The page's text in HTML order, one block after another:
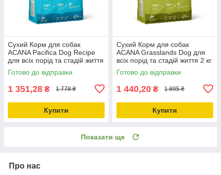
Сухий Корм для собак
ACANA Pacifica Dog Recipe
для всіх порід та стадій життя
2 кг (a54120)
Готово до відправки
1 351,28 ₴ 1 778 ₴
Купити
Сухий Корм для собак
ACANA Grasslands Dog для
всіх порід та стадій життя 2 кг
(a54220)
Готово до відправки
1 440,20 ₴ 1 895 ₴
Купити
Показати ще
Про нас